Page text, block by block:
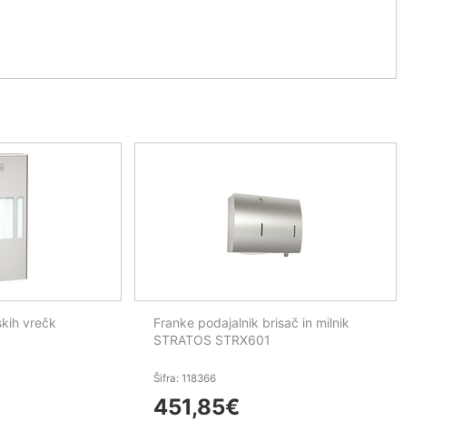
vrečk
Franke podajalnik brisač in milnik
STRATOS STRX601
Šifra: 118366
451,85€